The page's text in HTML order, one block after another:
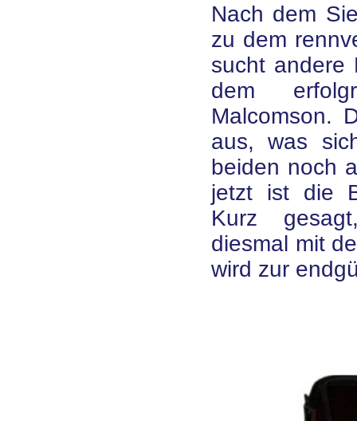
Nach dem
zu dem
sucht andere
dem
Malcomson.
aus, was
beiden noch
jetzt ist die
Kurz
diesmal mit
wird zur